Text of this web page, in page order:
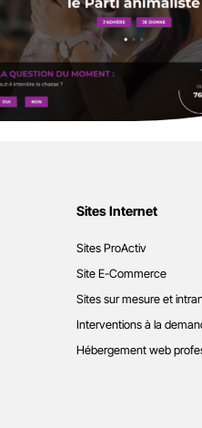
Sites Internet
Sites ProActiv
Site E-Commerce
Sites sur mesure et
Interventions à la
Hébergement web